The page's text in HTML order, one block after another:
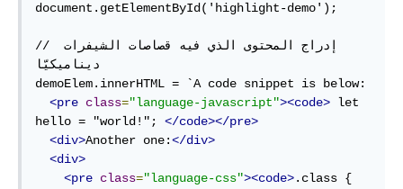
document.getElementById('highlight-demo');
// إدراج المحتوى الذي فيه قصاصات الشيفرات
ديناميكيّا
demoElem.innerHTML = `A code snippet is below:
<pre class="language-javascript"><code> let
hello = "world!"; </code></pre>
<div>Another one:</div>
<div>
<pre class="language-css"><code>.class {